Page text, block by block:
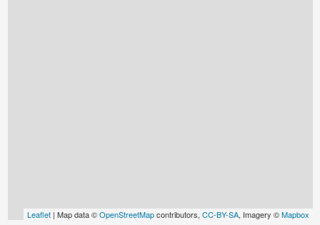
Leaflet| Map data ©OpenStreetMapcontributors, CC-BY-SA, Imagery ©Mapbox